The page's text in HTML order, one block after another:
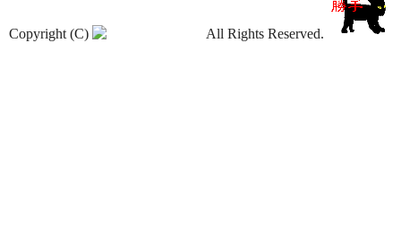
Copyright (C) All Rights Reserved.